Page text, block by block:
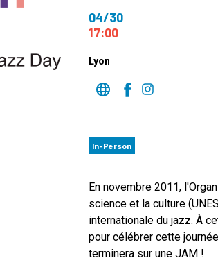
Jazz Day Organizers
04/30
17:00
Lyon
In-Person
En novembre 2011,
science et la culture
internationale du jazz. À
pour célébrer cette
terminera sur une JAM !